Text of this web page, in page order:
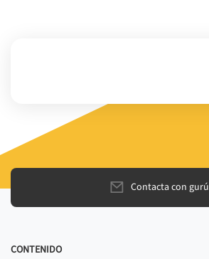
Contacta con gurú
CONTENIDO